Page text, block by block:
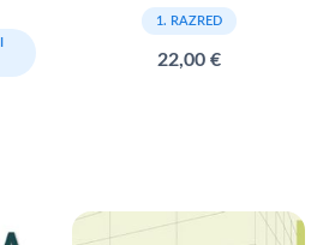
1. RAZRED
22,00 €